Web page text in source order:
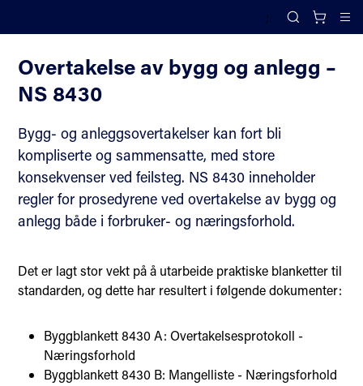
;
Search
Juridiske standarder for bygg og anlegg mellom profesjonelle parter
Overtakelse av bygg og anlegg –
NS 8430
Bygg- og anleggsovertakelser kan fort bli
kompliserte og sammensatte, med store
konsekvenser ved feilsteg. NS 8430 inneholder
regler for prosedyrene ved overtakelse av bygg og
anlegg både i forbruker- og næringsforhold.
Det er lagt stor vekt på å utarbeide praktiske blanketter til
standarden, og dette har resultert i følgende dokumenter:
Byggblankett 8430 A: Overtakelsesprotokoll -
Næringsforhold
Byggblankett 8430 B: Mangelliste - Næringsforhold